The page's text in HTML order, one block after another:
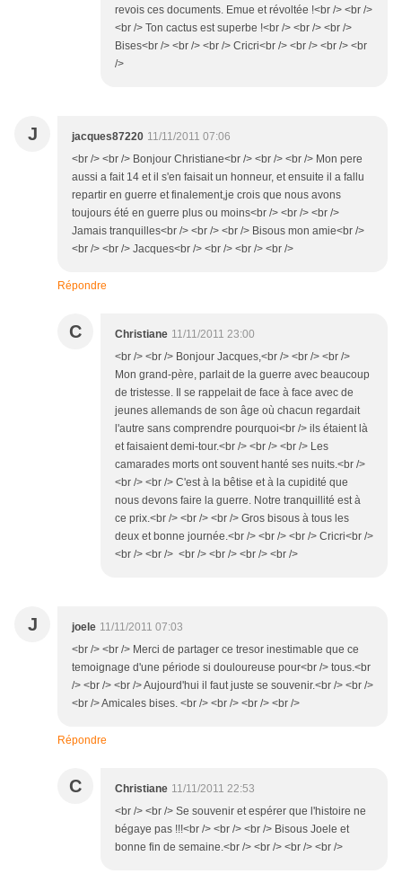
revois ces documents. Emue et révoltée !<br /> <br />
<br /> Ton cactus est superbe !<br /> <br /> <br />
Bises<br /> <br /> <br /> Cricri<br /> <br /> <br /> <br
/>
J jacques87220 11/11/2011 07:06
<br /> <br /> Bonjour Christiane<br /> <br /> <br /> Mon pere
aussi a fait 14 et il s'en faisait un honneur, et ensuite il a fallu
repartir en guerre et finalement,je crois que nous avons
toujours été en guerre plus ou moins<br /> <br /> <br />
Jamais tranquilles<br /> <br /> <br /> Bisous mon amie<br />
<br /> <br /> Jacques<br /> <br /> <br /> <br />
Répondre
C Christiane 11/11/2011 23:00
<br /> <br /> Bonjour Jacques,<br /> <br /> <br />
Mon grand-père, parlait de la guerre avec beaucoup
de tristesse. Il se rappelait de face à face avec de
jeunes allemands de son âge où chacun regardait
l'autre sans comprendre pourquoi<br /> ils étaient là
et faisaient demi-tour.<br /> <br /> <br /> Les
camarades morts ont souvent hanté ses nuits.<br />
<br /> <br /> C'est à la bêtise et à la cupidité que
nous devons faire la guerre. Notre tranquillité est à
ce prix.<br /> <br /> <br /> Gros bisous à tous les
deux et bonne journée.<br /> <br /> <br /> Cricri<br />
<br /> <br /> <br /> <br /> <br /> <br />
J joele 11/11/2011 07:03
<br /> <br /> Merci de partager ce tresor inestimable que ce
temoignage d'une période si douloureuse pour<br /> tous.<br
/> <br /> <br /> Aujourd'hui il faut juste se souvenir.<br /> <br />
<br /> Amicales bises. <br /> <br /> <br /> <br />
Répondre
C Christiane 11/11/2011 22:53
<br /> <br /> Se souvenir et espérer que l'histoire ne
bégaye pas !!!<br /> <br /> <br /> Bisous Joele et
bonne fin de semaine.<br /> <br /> <br /> <br />